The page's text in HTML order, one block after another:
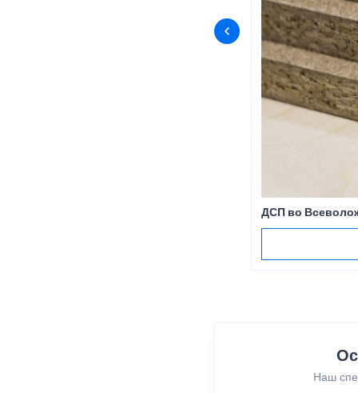
ДСП во
Наш